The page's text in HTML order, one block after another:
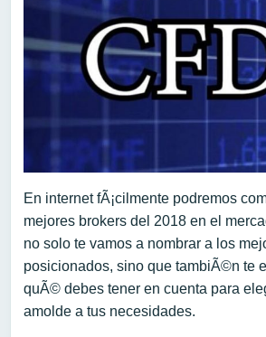
En internet fÃ¡cilmente podremos
mejores brokers del 2018 en el
no solo te vamos a nombrar a los
posicionados, sino que tambiÃ©n te
quÃ© debes tener en cuenta para
amolde a tus necesidades.